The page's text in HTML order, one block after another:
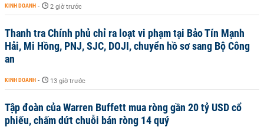
KINH DOANH - 2 giờ trước
Thanh tra Chính phủ chỉ ra loạt vi phạm tại Bảo Tín Mạnh
Hải, Mi Hồng, PNJ, SJC, DOJI, chuyển hồ sơ sang Bộ Công
an
KINH DOANH - 13 giờ trước
Tập đoàn của Warren Buffett mua ròng gần 20 tỷ USD cổ
phiếu, chấm dứt chuỗi bán ròng 14 quý